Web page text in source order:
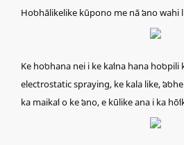
Hoʻohālikelike kūpono me nā ʻano wahi
Ke hoʻohana nei i ke kaʻina hana hoʻopili
electrostatic spraying, ke kala like,
ka maikaʻi o ke ʻano, e kūlike ana i ka